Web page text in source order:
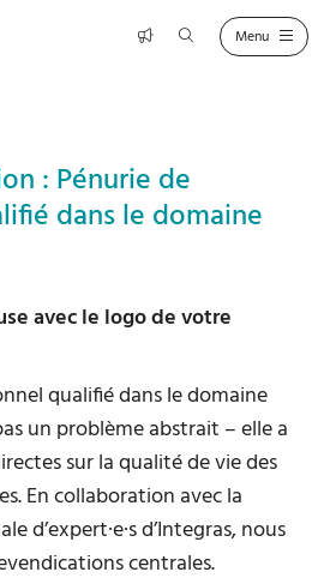
: Pénurie de
dans le domaine
avec le logo de votre
qualifié dans le domaine
un problème abstrait – elle a
sur la qualité de vie des
En collaboration avec la
d’expert·e·s d’Integras, nous
centrales.